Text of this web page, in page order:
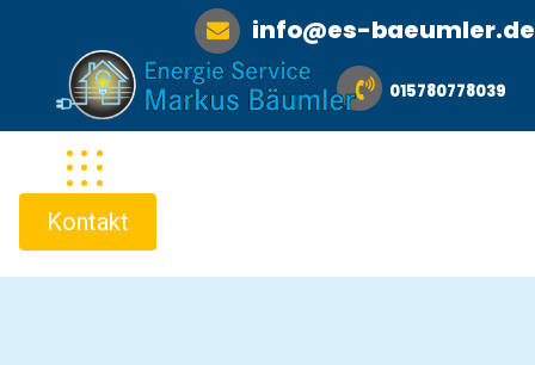
info@es-baeumler.de
015780778039
Kontakt